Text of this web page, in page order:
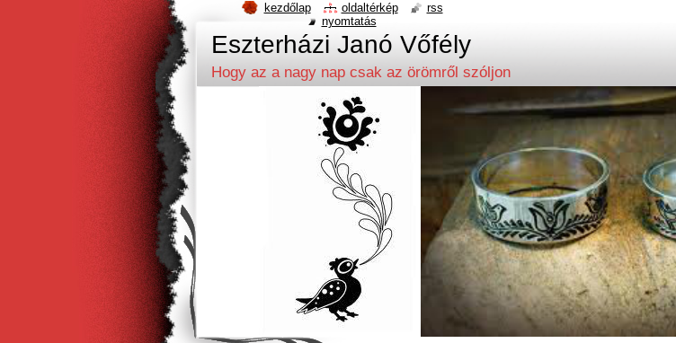
Eszterházi Janó Vőfély
Hogy az a nagy nap csak az örömről szóljon
kezdőlap oldaltérkép
rss
nyomtatás